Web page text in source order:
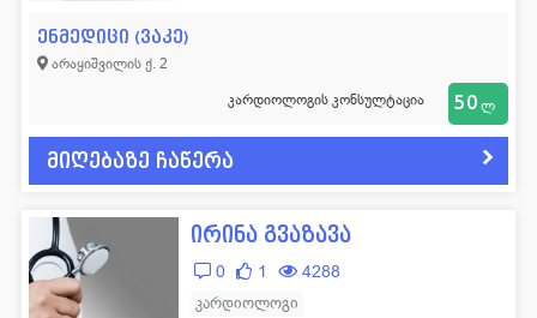
ენმედიცი (ვაკე)
არაყიშვილის ქ. 2
კარდიოლოგის კონსულტაცია 50 ლ
მიღებაზე ჩაწერა
ირინა გვაზავა
0 1 4288
კარდიოლოგი